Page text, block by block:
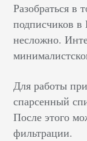
Разобраться в
подписчиков в
несложно.
Для работы
спарсенный
После этого
фильтрации.